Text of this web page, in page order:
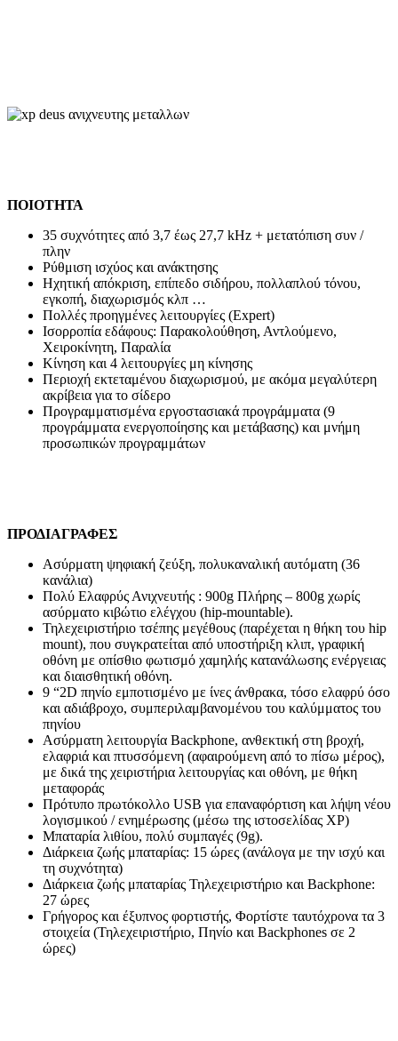
ΠΟΙΟΤΗΤΑ
35 συχνότητες από 3,7 έως 27,7 kHz + μετατόπιση συν /
πλην
Ρύθμιση ισχύος και ανάκτησης
Ηχητική απόκριση, επίπεδο σιδήρου, πολλαπλού τόνου,
εγκοπή, διαχωρισμός κλπ …
Πολλές προηγμένες λειτουργίες (Expert)
Ισορροπία εδάφους: Παρακολούθηση, Αντλούμενο,
Χειροκίνητη, Παραλία
Κίνηση και 4 λειτουργίες μη κίνησης
Περιοχή εκτεταμένου διαχωρισμού, με ακόμα μεγαλύτερη
ακρίβεια για το σίδερο
Προγραμματισμένα εργοστασιακά προγράμματα (9
προγράμματα ενεργοποίησης και μετάβασης) και μνήμη
προσωπικών προγραμμάτων
ΠΡΟΔΙΑΓΡΑΦΕΣ
Ασύρματη ψηφιακή ζεύξη, πολυκαναλική αυτόματη (36
κανάλια)
Πολύ Ελαφρύς Ανιχνευτής : 900g Πλήρης – 800g χωρίς
ασύρματο κιβώτιο ελέγχου (hip-mountable).
Τηλεχειριστήριο τσέπης μεγέθους (παρέχεται η θήκη του hip
mount), που συγκρατείται από υποστήριξη κλιπ, γραφική
οθόνη με οπίσθιο φωτισμό χαμηλής κατανάλωσης ενέργειας
και διαισθητική οθόνη.
9 “2D πηνίο εμποτισμένο με ίνες άνθρακα, τόσο ελαφρύ όσο
και αδιάβροχο, συμπεριλαμβανομένου του καλύμματος του
πηνίου
Ασύρματη λειτουργία Backphone, ανθεκτική στη βροχή,
ελαφριά και πτυσσόμενη (αφαιρούμενη από το πίσω μέρος),
με δικά της χειριστήρια λειτουργίας και οθόνη, με θήκη
μεταφοράς
Πρότυπο πρωτόκολλο USB για επαναφόρτιση και λήψη νέου
λογισμικού / ενημέρωσης (μέσω της ιστοσελίδας XP)
Μπαταρία λιθίου, πολύ συμπαγές (9g).
Διάρκεια ζωής μπαταρίας: 15 ώρες (ανάλογα με την ισχύ και
τη συχνότητα)
Διάρκεια ζωής μπαταρίας Τηλεχειριστήριο και Backphone:
27 ώρες
Γρήγορος και έξυπνος φορτιστής, Φορτίστε ταυτόχρονα τα 3
στοιχεία (Τηλεχειριστήριο, Πηνίο και Backphones σε 2
ώρες)